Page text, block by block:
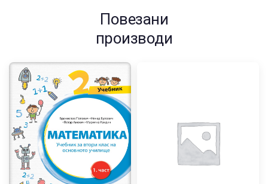
Повезани
производи